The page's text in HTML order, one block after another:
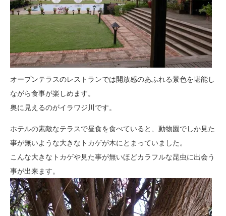
オープンテラスのレストランでは開放感のあふれる景色を堪能し
ながら食事が楽しめます。
奥に見えるのがイラワジ川です。
ホテルの素敵なテラスで昼食を食べていると、動物園でしか見た
事が無いような大きなトカゲが木にとまっていました。
こんな大きなトカゲや見た事が無いほどカラフルな昆虫に出会う
事が出来ます。